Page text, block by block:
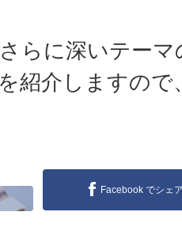
らに深いテー
紹介しますの
Facebook でシェ